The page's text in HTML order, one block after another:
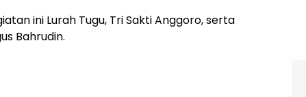
ini Lurah Tugu, Tri Sakti Anggoro, serta
Bahrudin.